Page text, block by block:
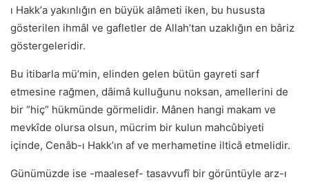
ı Hakkʼa yakınlığın en büyük alâmeti iken, bu hususta
gösterilen ihmâl ve gafletler de Allahʼtan uzaklığın en bâriz
göstergeleridir.
Bu itibarla müʼmin, elinden gelen bütün gayreti sarf
etmesine rağmen, dâimâ kulluğunu noksan, amellerini de
bir “hiç” hükmünde görmelidir. Mânen hangi makam ve
mevkîde olursa olsun, mücrim bir kulun mahcûbiyeti
içinde, Cenâb-ı Hakkʼın af ve merhametine ilticâ etmelidir.
Günümüzde ise -maalesef- tasavvufî bir görüntüyle arz-ı